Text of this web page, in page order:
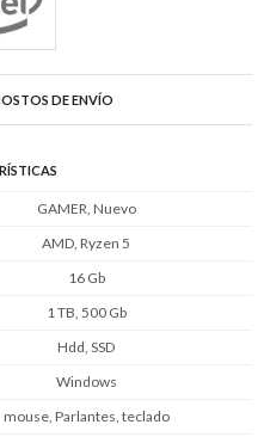
DE ENVÍO
GAMER, Nuevo
AMD, Ryzen 5
16 Gb
1 TB, 500 Gb
Hdd, SSD
Windows
mouse, Parlantes, teclado